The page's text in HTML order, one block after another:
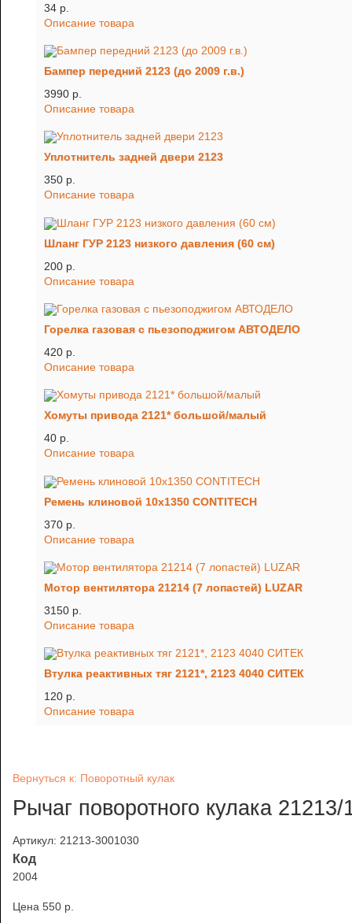
34 p.
Описание товара
Бампер передний 2123 (до 2009 г.в.)
3990 p.
Описание товара
Уплотнитель задней двери 2123
350 p.
Описание товара
Шланг ГУР 2123 низкого давления (60 см)
200 p.
Описание товара
Горелка газовая с пьезоподжигом АВТОДЕЛО
420 p.
Описание товара
Хомуты привода 2121* большой/малый
40 p.
Описание товара
Ремень клиновой 10х1350 CONTITECH
370 p.
Описание товара
Мотор вентилятора 21214 (7 лопастей) LUZAR
3150 p.
Описание товара
Втулка реактивных тяг 2121*, 2123 4040 СИТЕК
120 p.
Описание товара
Вернуться к: Поворотный кулак
Рычаг поворотного кулака
Артикул: 21213-3001030
Код
2004
Цена 550 p.